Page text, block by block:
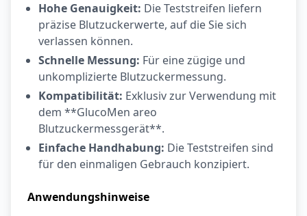
Hohe Genauigkeit: Die Teststreifen liefern
präzise Blutzuckerwerte, auf die Sie sich
verlassen können.
Schnelle Messung: Für eine zügige und
unkomplizierte Blutzuckermessung.
Kompatibilität: Exklusiv zur Verwendung mit
dem **GlucoMen areo
Blutzuckermessgerät**.
Einfache Handhabung: Die Teststreifen sind
für den einmaligen Gebrauch konzipiert.
Anwendungshinweise